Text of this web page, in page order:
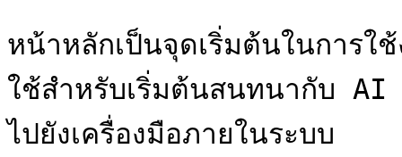
หน้าหลักเป็นจุดเริ่มต้นในการ
ใช้สำหรับเริ่มต้นสนทนากับ
ไปยังเครื่องมือภายในระบบ